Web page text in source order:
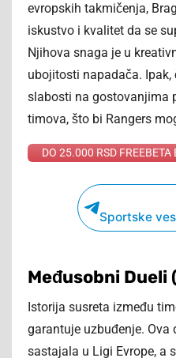
evropskih takmičenja,
iskustvo i kvalitet da se
Njihova snaga je u
ubojitosti napadača.
slabosti na gostovanjima
timova, što bi Rangers
DO 25.000 RSD
Sportske
Međusobni Dueli
Istorija susreta između
garantuje uzbuđenje. Ova
sastajala u Ligi Evrope, a